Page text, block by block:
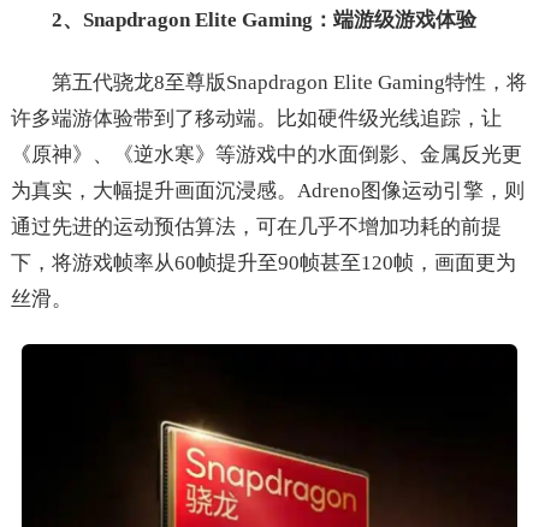
2、Snapdragon Elite Gaming：端游级游戏体验
第五代骁龙8至尊版Snapdragon Elite Gaming特性，将
许多端游体验带到了移动端。比如硬件级光线追踪，让
《原神》、《逆水寒》等游戏中的水面倒影、金属反光更
为真实，大幅提升画面沉浸感。Adreno图像运动引擎，则
通过先进的运动预估算法，可在几乎不增加功耗的前提
下，将游戏帧率从60帧提升至90帧甚至120帧，画面更为
丝滑。